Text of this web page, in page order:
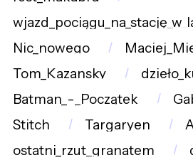
Nic_nowego
Tom_Kazansky
Batman_-_Początek
Stitch
Targaryen
ostatni_rzut_granatem